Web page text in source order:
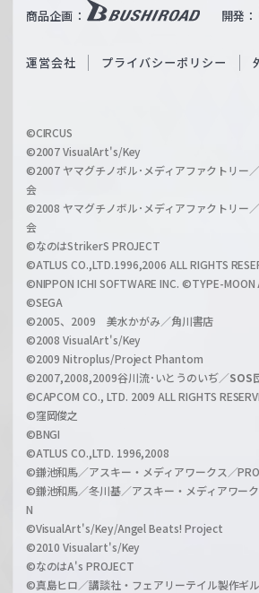
ß
c
a
r
z
商品企画： 開発：
b
O
i
l
h
a
n
l
運営会社 プライバシーポリシー
©CIRCUS
©2007 VisualArt's/Key
©2007 ヤマグチノボル･メディアファクトリー
会
©2008 ヤマグチノボル･メディアファクトリー
会
©なのはStrikerS PROJECT
©ATLUS CO.,LTD.1996,2006 ALL RIGHTS
©NIPPON ICHI SOFTWARE INC. ©TYPE-
©SEGA
©2005、2009 美水かがみ／角川書店
©2008 VisualArt's/Key
©2009 Nitroplus/Project Phantom
©2007,2008,2009谷川流･いとうのいぢ／SOS
©CAPCOM CO., LTD. 2009 ALL RIGHTS
©窪岡俊之
©BNGI
©ATLUS CO.,LTD. 1996,2008
©鎌池和馬／アスキー・メディアワークス／
©鎌池和馬／冬川基／アスキー・メディアワー
N
©VisualArt's/Key/Angel Beats! Project
©2010 Visualart's/Key
©なのはA's PROJECT
©真島ヒロ／講談社・フェアリーテイル製作ギ